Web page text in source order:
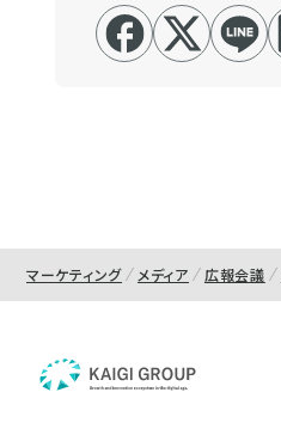
マーケティング メディア 広報会議